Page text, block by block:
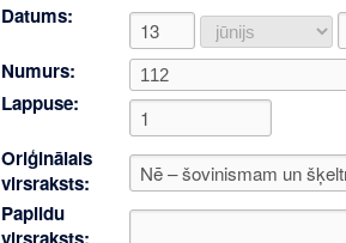
Datums:
Numurs:
Lappuse:
Oriģinālais
virsraksts:
Papildu